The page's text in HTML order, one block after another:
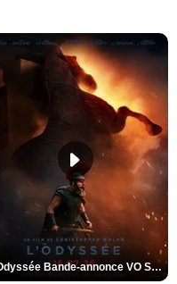
L'Odyssée Bande-annonce VO STFR